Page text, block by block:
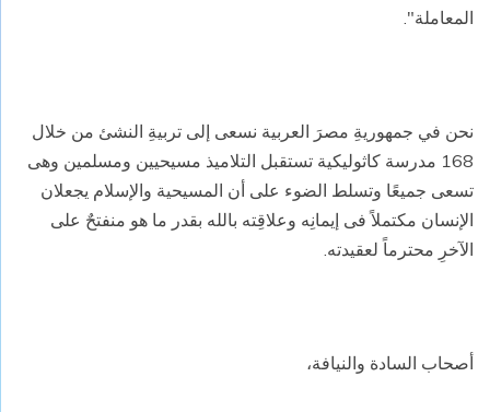
المعاملة".
نحن في جمهوريةِ مصرَ العربية نسعى إلى تربيةِ النشئ من خلال
168 مدرسة كاثوليكية تستقبل التلاميذ مسيحيين ومسلمين وهى
تسعى جميعًا وتسلط الضوء على أن المسيحية والإسلام يجعلان
الإنسان مكتملاً فى إيمانِه وعلاقِته بالله بقدر ما هو منفتحٌ على
الآخرِ محترماً لعقيدته.
أصحاب السادة والنيافة،